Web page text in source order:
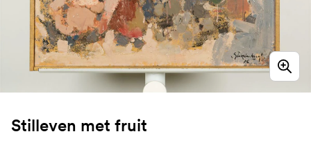
Stilleven met fruit